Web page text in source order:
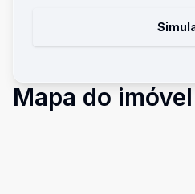
Mapa do imóvel